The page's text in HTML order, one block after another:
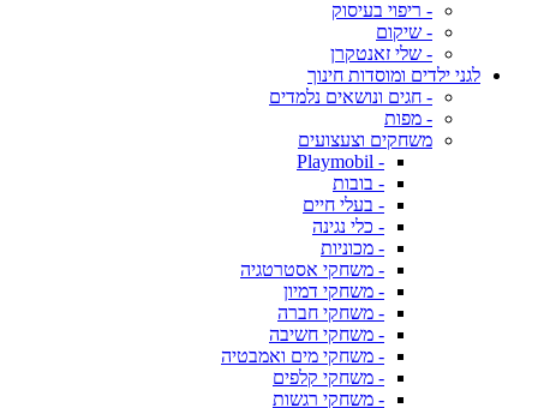
- ריפוי בעיסוק
- שיקום
- שלי זאנטקרן
לגני ילדים ומוסדות חינוך
- חגים ונושאים נלמדים
- מפות
משחקים וצעצועים
- Playmobil
- בובות
- בעלי חיים
- כלי נגינה
- מכוניות
- משחקי אסטרטגיה
- משחקי דמיון
- משחקי חברה
- משחקי חשיבה
- משחקי מים ואמבטיה
- משחקי קלפים
- משחקי רגשות